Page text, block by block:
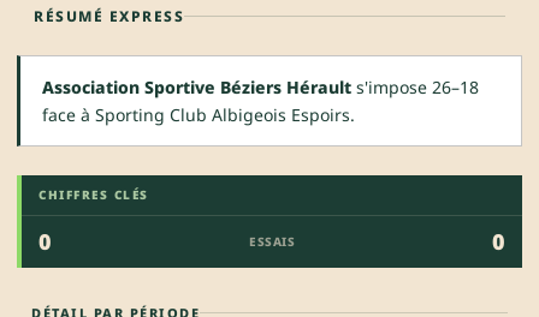
RÉSUMÉ EXPRESS
Association Sportive Béziers Hérault s'impose 26–18
face à Sporting Club Albigeois Espoirs.
CHIFFRES CLÉS
0 ESSAIS 0
DÉTAIL PAR PÉRIODE